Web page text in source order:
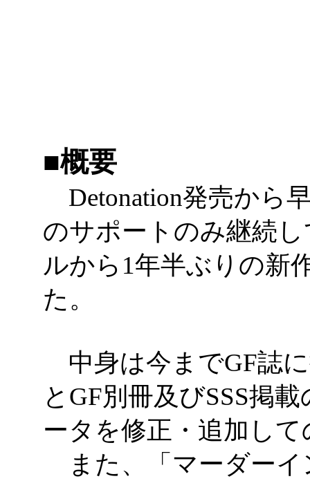
■概要
Detonation発売から
のサポートのみ継続
ルから1年半ぶりの新
た。
中身は今までGF誌
とGF別冊及びSSS掲
ータを修正・追加し
また、「マーダーイ